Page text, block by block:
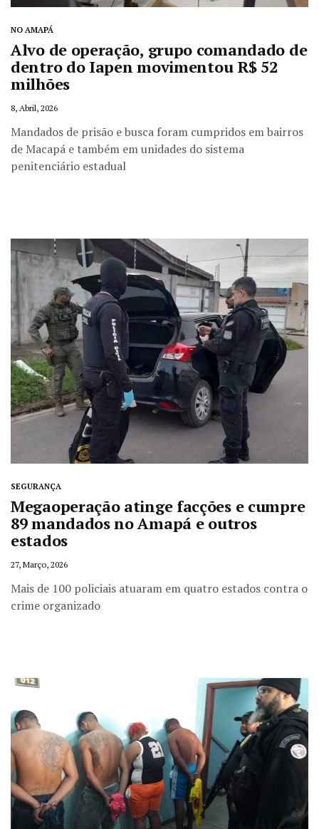
NO AMAPÁ
Alvo de operação, grupo comandado de
dentro do Iapen movimentou R$ 52
milhões
8, Abril, 2026
Mandados de prisão e busca foram cumpridos em bairros
de Macapá e também em unidades do sistema
penitenciário estadual
SEGURANÇA
Megaoperação atinge facções e cumpre
89 mandados no Amapá e outros
estados
27, Março, 2026
Mais de 100 policiais atuaram em quatro estados contra o
crime organizado